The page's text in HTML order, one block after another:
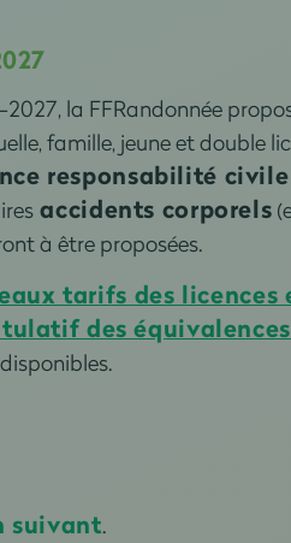
la FFRandonnée
famille, jeune et double
responsabilité
accidents corporels
à être proposées.
tarifs des licences
des
suivant.